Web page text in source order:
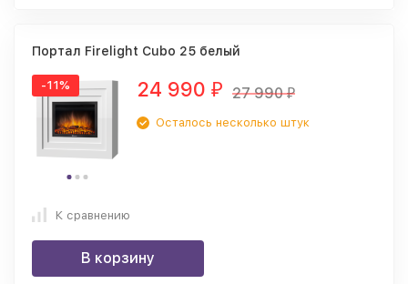
Портал Firelight Cubo 25 белый
-11% 24 990 ₽ 27 990 ₽
Осталось несколько штук
К сравнению
В корзину